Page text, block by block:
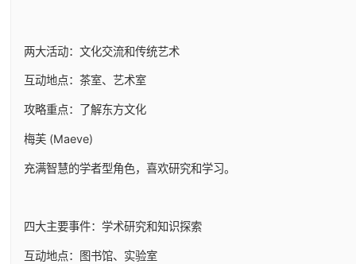
两大活动：文化交流和传统艺术
互动地点：茶室、艺术室
攻略重点：了解东方文化
梅芙 (Maeve)
充满智慧的学者型角色，喜欢研究和学习。
四大主要事件：学术研究和知识探索
互动地点：图书馆、实验室